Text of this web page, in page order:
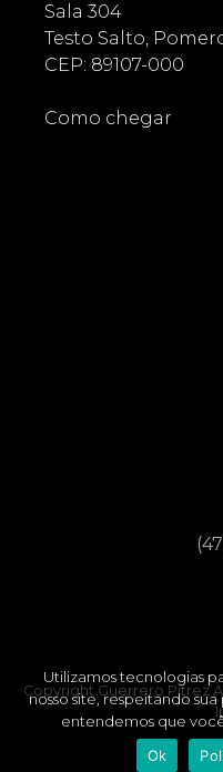
Sala 304
Testo Salto,
CEP: 89107-000
Como chegar
Copyright Guerrero Pitrez
Utilizamos tecnologias
nosso site, respeitando
entendemos que
Ok